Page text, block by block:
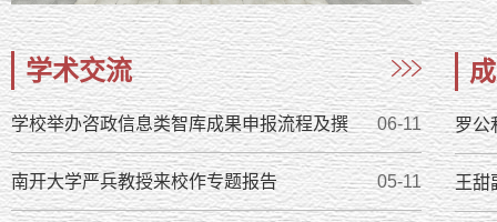
学术交流
学校举办咨政信息类智库成果申报流程及撰 06-11
南开大学严兵教授来校作专题报告 05-11
罗公
王甜